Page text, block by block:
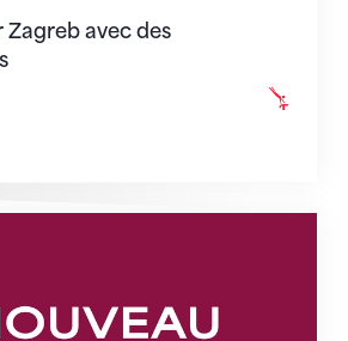
Zagreb avec des
du secrétariat dès le 1er août